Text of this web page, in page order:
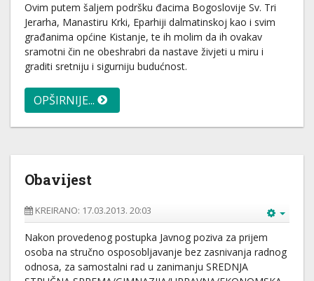
Ovim putem šaljem podršku đacima Bogoslovije Sv. Tri
Jerarha, Manastiru Krki, Eparhiji dalmatinskoj kao i svim
građanima općine Kistanje, te ih molim da ih ovakav
sramotni čin ne obeshrabri da nastave živjeti u miru i
graditi sretniju i sigurniju budućnost.
OPŠIRNIJE...
Obavijest
KREIRANO: 17.03.2013. 20:03
Nakon provedenog postupka Javnog poziva za prijem
osoba na stručno osposobljavanje bez zasnivanja radnog
odnosa, za samostalni rad u zanimanju SREDNJA